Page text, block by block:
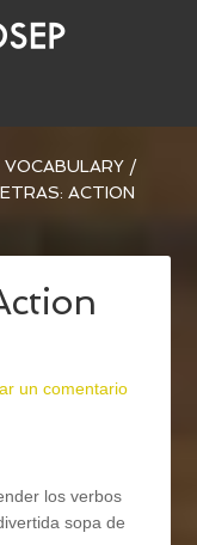
VOCABULARY /
ACTION
un comentario
los verbos
sopa de